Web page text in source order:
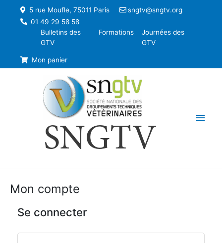
5 rue Moufle, 75011 Paris
sngtv@sngtv.org
01 49 29 58 58
Bulletins des
GTV
Formations
Journées des
GTV
Mon panier
SNGTV
Mon compte
Se connecter